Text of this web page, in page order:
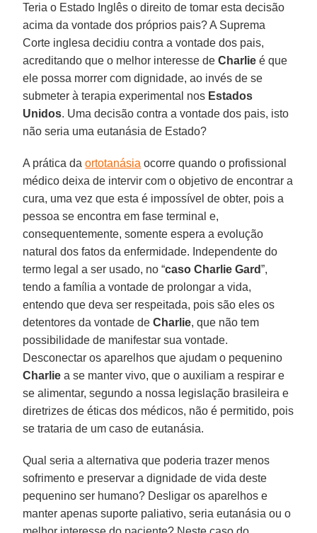
Teria o Estado Inglês o direito de tomar esta decisão
acima da vontade dos próprios pais? A Suprema
Corte inglesa decidiu contra a vontade dos pais,
acreditando que o melhor interesse deCharlie é que
ele possa morrer com dignidade, ao invés de se
submeter à terapia experimental nos Estados
Unidos. Uma decisão contra a vontade dos pais, isto
não seria uma eutanásia de Estado?
A prática daortotanásia ocorre quando o profissional
médico deixa de intervir com o objetivo de encontrar a
cura, uma vez que esta é impossível de obter, pois a
pessoa se encontra em fase terminal e,
consequentemente, somente espera a evolução
natural dos fatos da enfermidade. Independente do
termo legal a ser usado, no “caso Charlie Gard”,
tendo a família a vontade de prolongar a vida,
entendo que deva ser respeitada, pois são eles os
detentores da vontade deCharlie, que não tem
possibilidade de manifestar sua vontade.
Desconectar os aparelhos que ajudam o pequenino
Charlie a se manter vivo, que o auxiliam a respirar e
se alimentar, segundo a nossa legislação brasileira e
diretrizes de éticas dos médicos, não é permitido, pois
se trataria de um caso de eutanásia.
Qual seria a alternativa que poderia trazer menos
sofrimento e preservar a dignidade de vida deste
pequenino ser humano? Desligar os aparelhos e
manter apenas suporte paliativo, seria eutanásia ou o